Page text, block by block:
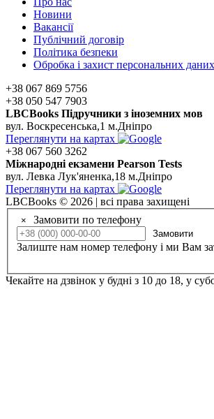
Новини
Вакансії
Публічний договір
Політика безпеки
Обробка і захист персональних даних
+38 067 869 5756
+38 050 547 7903
LBCBooks Підручники з іноземних мов
вул. Воскресенська,1 м.Дніпро
Переглянути на картах
+38 067 560 3262
Мiжнароднi екзамени Pearson Tests
вул. Левка Лук'яненка,18 м.Дніпро
Переглянути на картах
LBCBooks © 2026 | всі права захищені
× Замовити по телефону
Замовити
Залиште нам номер телефону і ми Вам
Чекайте на дзвінок у будні з 10 до 18, у